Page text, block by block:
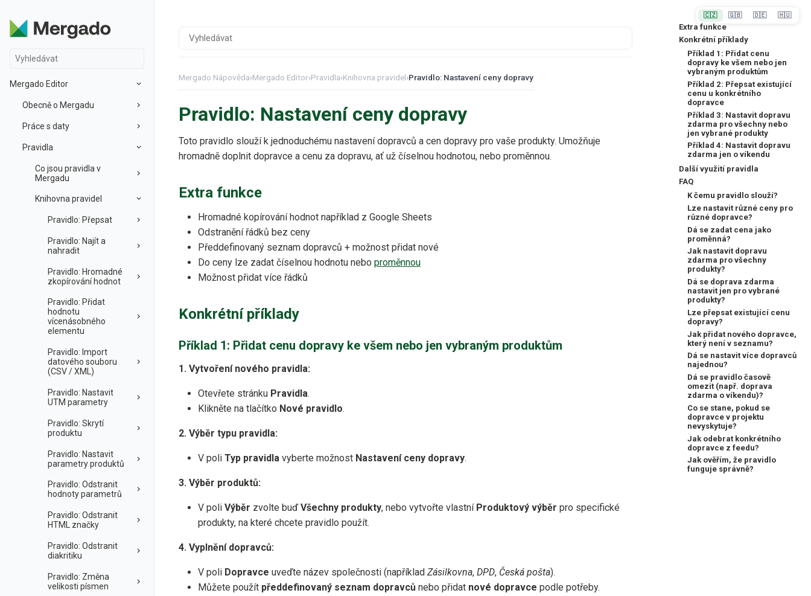
Mergado Editor
Obecně o Mergadu
Práce s daty
Pravidla
Co jsou pravidla v
Mergadu
Knihovna pravidel
Pravidlo: Přepsat
Pravidlo: Najít a
nahradit
Pravidlo: Hromadné
zkopírování hodnot
Pravidlo: Přidat
hodnotu
vícenásobného
elementu
Pravidlo: Import
datového souboru
(CSV / XML)
Pravidlo: Nastavit
UTM parametry
Pravidlo: Skrytí
produktu
Pravidlo: Nastavit
parametry produktů
Pravidlo: Odstranit
hodnoty parametrů
Pravidlo: Odstranit
HTML značky
Pravidlo: Odstranit
diakritiku
Pravidlo: Změna
velikosti písmen
Mergado Nápověda›Mergado Editor›Pravidla›Knihovna pravidel›Pravidlo: Nastavení ceny dopravy
Pravidlo: Nastavení ceny dopravy
Toto pravidlo slouží k jednoduchému nastavení dopravců a cen dopravy pro vaše produkty. Umožňuje
hromadně doplnit dopravce a cenu za dopravu, ať už číselnou hodnotou, nebo proměnnou.
Extra funkce
Hromadné kopírování hodnot například z Google Sheets
Odstranění řádků bez ceny
Předdefinovaný seznam dopravců + možnost přidat nové
Do ceny lze zadat číselnou hodnotu nebo proměnnou
Možnost přidat více řádků
Konkrétní příklady
Příklad 1: Přidat cenu dopravy ke všem nebo jen vybraným produktům
1. Vytvoření nového pravidla:
Otevřete stránku Pravidla.
Klikněte na tlačítko Nové pravidlo.
2. Výběr typu pravidla:
V poli Typ pravidla vyberte možnost Nastavení ceny dopravy.
3. Výběr produktů:
V poli Výběr zvolte buďVšechny produkty, nebo vytvořte vlastní Produktový výběr pro specifické
produkty, na které chcete pravidlo použít.
4. Vyplnění dopravců:
V poli Dopravce uveďte název společnosti (například Zásilkovna, DPD, Česká pošta).
Můžete použít předdefinovaný seznam dopravců nebo přidat nové dopravce podle potřeby.
Extra funkce
Konkrétní příklady
Příklad 1: Přidat cenu
dopravy ke všem nebo jen
vybraným produktům
Příklad 2: Přepsat existující
cenu u konkrétního
dopravce
Příklad 3: Nastavit dopravu
zdarma pro všechny nebo
jen vybrané produkty
Příklad 4: Nastavit dopravu
zdarma jen o víkendu
Další využití pravidla
FAQ
K čemu pravidlo slouží?
Lze nastavit různé ceny pro
různé dopravce?
Dá se zadat cena jako
proměnná?
Jak nastavit dopravu
zdarma pro všechny
produkty?
Dá se doprava zdarma
nastavit jen pro vybrané
produkty?
Lze přepsat existující cenu
dopravy?
Jak přidat nového dopravce,
který není v seznamu?
Dá se nastavit více dopravců
najednou?
Dá se pravidlo časově
omezit (např. doprava
zdarma o víkendu)?
Co se stane, pokud se
dopravce v projektu
nevyskytuje?
Jak odebrat konkrétního
dopravce z feedu?
Jak ověřím, že pravidlo
funguje správně?
🇨🇿 🇬🇧 🇩🇪 🇭🇺